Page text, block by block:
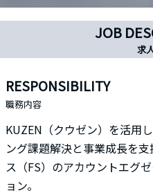
JOB
求
RESPONSIBILITY
職務内容
KUZEN（クウゼン）を活用
ング課題解決と事業成長を
ス（FS）のアカウントエグ
ョン。